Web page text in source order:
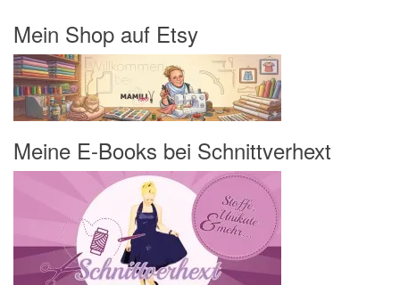
Mein Shop auf Etsy
Meine E-Books bei Schnittverhext